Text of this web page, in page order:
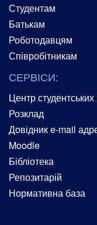
Студентам
Батькам
Роботодавцям
Співробітникам
СЕРВІСИ:
Центр
Розклад
Довідник e-mail
Moodle
Бібліотека
Репозитарій
Нормативна база